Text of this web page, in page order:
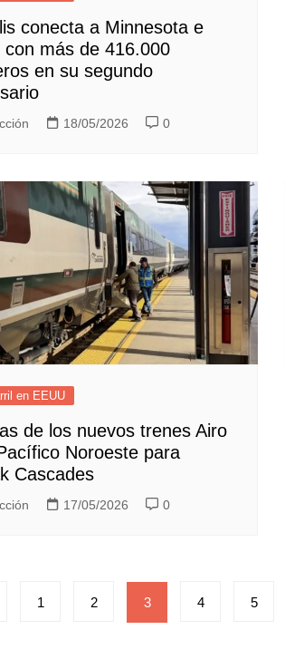
conecta a Minnesota e
con más de 416.000
en su segundo
18/05/2026 0
en EEUU
de los nuevos trenes Airo
Noroeste para
Cascades
17/05/2026 0
1 2 3 4 5